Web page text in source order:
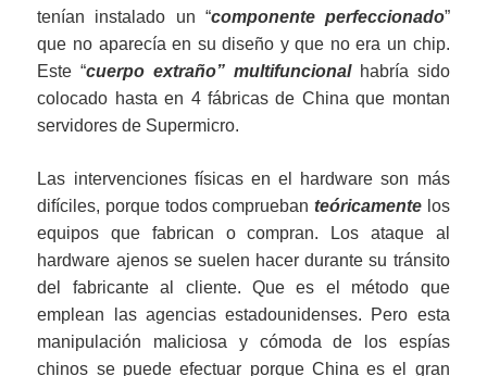
tenían instalado un “componente perfeccionado”
que no aparecía en su diseño y que no era un chip.
Este “cuerpo extraño” multifuncionalhabría sido
colocado hasta en 4 fábricas de China que montan
servidores de Supermicro.
Las intervenciones físicas en el hardware son más
difíciles, porque todos comprueban teóricamentelos
equipos que fabrican o compran. Los ataque al
hardware ajenos se suelen hacer durante su tránsito
del fabricante al cliente. Que es el método que
emplean las agencias estadounidenses. Pero esta
manipulación maliciosa y cómoda de los espías
chinos se puede efectuar porque China es el gran